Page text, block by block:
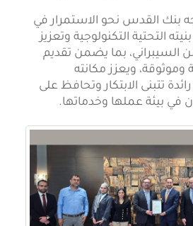
بنك القدس نحو الاستمرار في
التحتية التكنولوجية وتعزيز
السيبراني، بما يضمن تقديم
ويعزز مكانته
تتبنى الابتكار وتحافظ على
في بيئة عملها وخدماتها.